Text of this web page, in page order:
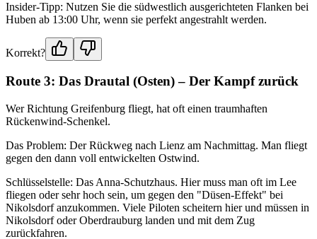
Insider-Tipp: Nutzen Sie die südwestlich ausgerichteten Flanken bei
Huben ab 13:00 Uhr, wenn sie perfekt angestrahlt werden.
Korrekt?
Route 3: Das Drautal (Osten) – Der Kampf zurück
Wer Richtung Greifenburg fliegt, hat oft einen traumhaften
Rückenwind-Schenkel.
Das Problem: Der Rückweg nach Lienz am Nachmittag. Man fliegt
gegen den dann voll entwickelten Ostwind.
Schlüsselstelle: Das Anna-Schutzhaus. Hier muss man oft im Lee
fliegen oder sehr hoch sein, um gegen den "Düsen-Effekt" bei
Nikolsdorf anzukommen. Viele Piloten scheitern hier und müssen in
Nikolsdorf oder Oberdrauburg landen und mit dem Zug
zurückfahren.